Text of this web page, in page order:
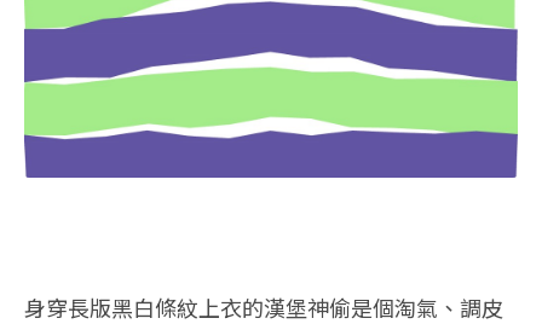
身穿長版黑白條紋上衣的漢堡神偷是個淘氣、調皮